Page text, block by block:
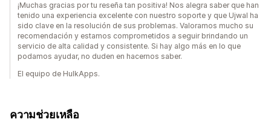
¡Muchas gracias por tu reseña tan positiva! Nos alegra saber que han
tenido una experiencia excelente con nuestro soporte y que Ujwal ha
sido clave en la resolución de sus problemas. Valoramos mucho su
recomendación y estamos comprometidos a seguir brindando un
servicio de alta calidad y consistente. Si hay algo más en lo que
podamos ayudar, no duden en hacernos saber.
El equipo de HulkApps.
ความช่วยเหลือ